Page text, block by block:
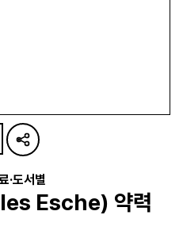
·도서별
Esche) 약력